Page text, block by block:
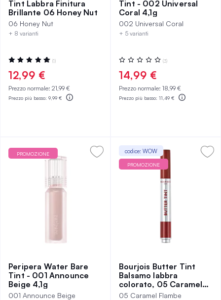
Tint Labbra Finitura
Brillante 06 Honey Nut
06 Honey Nut
+ 8 varianti
Valutazione:
100%
(1)
12,99 €
Prezzo normale: 21,99 €
Prezzo più basso: 9,99 €
Tint - 002 Universal
Coral 4,1g
002 Universal Coral
+ 5 varianti
Valutazione:
0%
(3)
14,99 €
Prezzo normale: 18,99 €
Prezzo più basso: 11,49 €
PROMOZIONE
Peripera Water Bare
Tint - 001 Announce
Beige 4,1g
001 Announce Beige
codice: WOW
PROMOZIONE
Bourjois Butter Tint
Balsamo labbra
colorato, 05 Caramel
Flambe
05 Caramel Flambe